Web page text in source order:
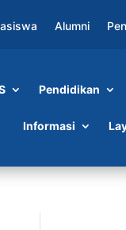
Alumni
Pendidikan
Informasi